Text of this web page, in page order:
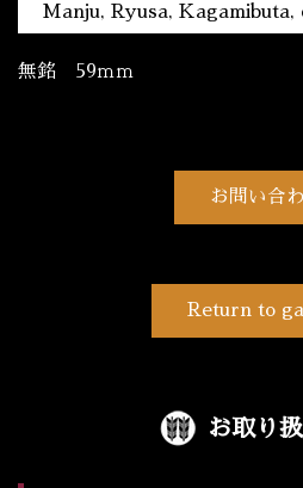
Manju, Ryusa, Kagamibuta,
無銘 59ｍｍ
お問い合
Return to
お取り